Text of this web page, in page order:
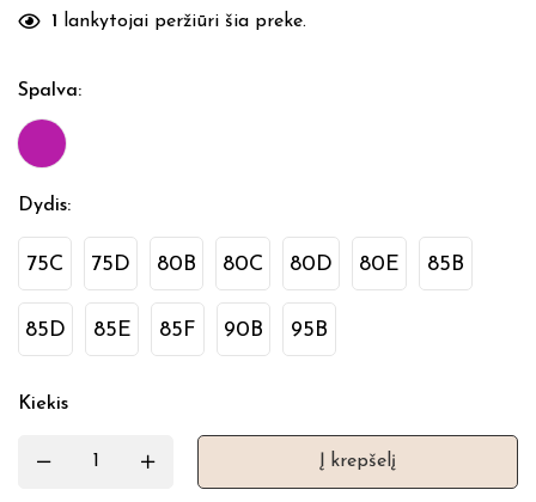
1 lankytojai peržiūri šia preke.
Spalva:
Dydis:
75C 75D 80B 80C 80D 80E 85B
85D 85E 85F 90B 95B
Kiekis
Į krepšelį